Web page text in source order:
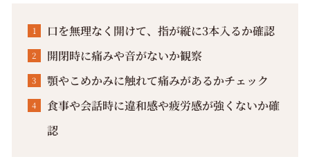
口を無理なく開けて、指が縦に3本入るか確認
開閉時に痛みや音がないか観察
顎やこめかみに触れて痛みがあるかチェック
食事や会話時に違和感や疲労感が強くないか確
認